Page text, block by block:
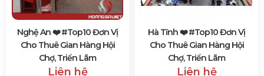
Nghệ An ❤️️ #top10 Đơn Vị
Cho Thuê Gian Hàng Hội
Chợ, Triển Lãm
Liên hệ
Hà Tĩnh ❤️️ #top10 Đơn Vị
Cho Thuê Gian Hàng Hội
Chợ, Triển Lãm
Liên hệ